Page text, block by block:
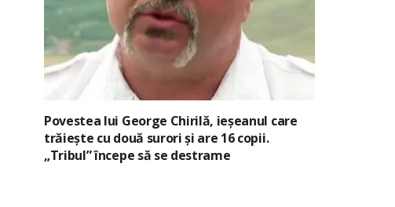
Povestea lui George Chirilă, ieșeanul care
trăiește cu două surori și are 16 copii.
„Tribul” începe să se destrame